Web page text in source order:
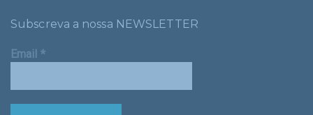
Subscreva a nossa NEWSLETTER
Email *